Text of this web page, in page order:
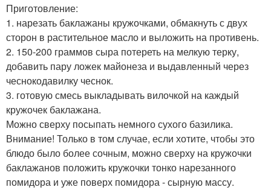
Приготовление:
1. нарезать баклажаны кружочками, обмакнуть с двух
сторон в растительное масло и выложить на противень.
2. 150-200 граммов сыра потереть на мелкую терку,
добавить пару ложек майонеза и выдавленный через
чеснокодавилку чеснок.
3. готовую смесь выкладывать вилочкой на каждый
кружочек баклажана.
Можно сверху посыпать немного сухого базилика.
Внимание! Только в том случае, если хотите, чтобы это
блюдо было более сочным, можно сверху на кружочки
баклажанов положить кружочки тонко нарезанного
помидора и уже поверх помидора - сырную массу.